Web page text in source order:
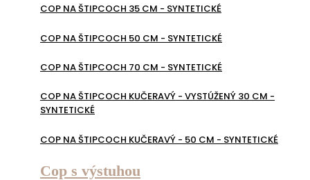
COP NA ŠTIPCOCH 35 CM - SYNTETICKÉ
COP NA ŠTIPCOCH 50 CM - SYNTETICKÉ
COP NA ŠTIPCOCH 70 CM - SYNTETICKÉ
COP NA ŠTIPCOCH KUČERAVÝ - VYSTÚŽENÝ 30 CM -
SYNTETICKÉ
COP NA ŠTIPCOCH KUČERAVÝ - 50 CM - SYNTETICKÉ
Cop s výstuhou